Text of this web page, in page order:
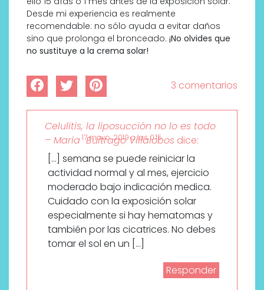
Desde mi experiencia es realmente
recomendable: no sólo ayuda a evitar daños
sino que prolonga el bronceado. ¡No olvides que
no sustituye a la crema solar!
3 comentarios
Celulitis, la liposucción no lo es todo
– Maria Buitrago Villalobos dice:
17 mayo, 2019 a las 0:15
[…] semana se puede reiniciar la
actividad normal y al mes, ejercicio
moderado bajo indicación medica.
Cuidado con la exposición solar
especialmente si hay hematomas y
también por las cicatrices. No debes
tomar el sol en un […]
Responder